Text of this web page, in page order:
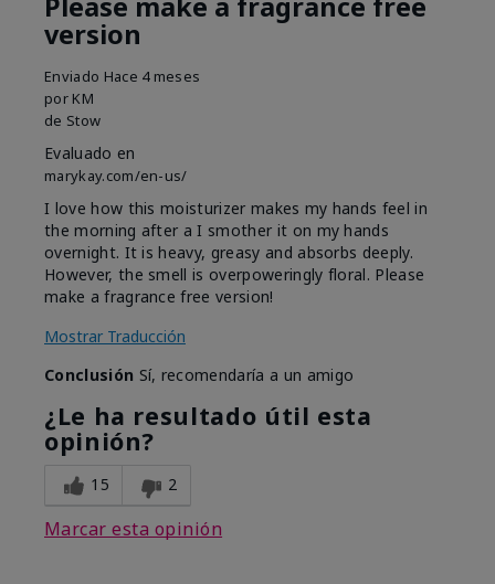
version
Enviado Hace 4 meses
por KM
de Stow
Evaluado en
marykay.com/en-us/
I love how this moisturizer makes my hands feel in
the morning after a I smother it on my hands
overnight. It is heavy, greasy and absorbs deeply.
However, the smell is overpoweringly floral. Please
make a fragrance free version!
Mostrar Traducción
Conclusión Sí, recomendaría a un amigo
¿Le ha resultado útil esta
opinión?
15 2
Marcar esta opinión